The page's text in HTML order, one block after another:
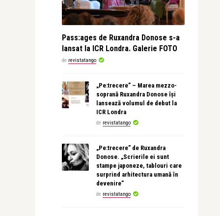
Pass:ages de Ruxandra Donose s-a
lansat la ICR Londra. Galerie FOTO
de revistatango
„Pe:trecere” – Marea mezzo-
soprană Ruxandra Donose își
lansează volumul de debut la
ICR Londra
de revistatango
„Pe:trecere” de Ruxandra
Donose. „Scrierile ei sunt
stampe japoneze, tablouri care
surprind arhitectura umană în
devenire”
de revistatango